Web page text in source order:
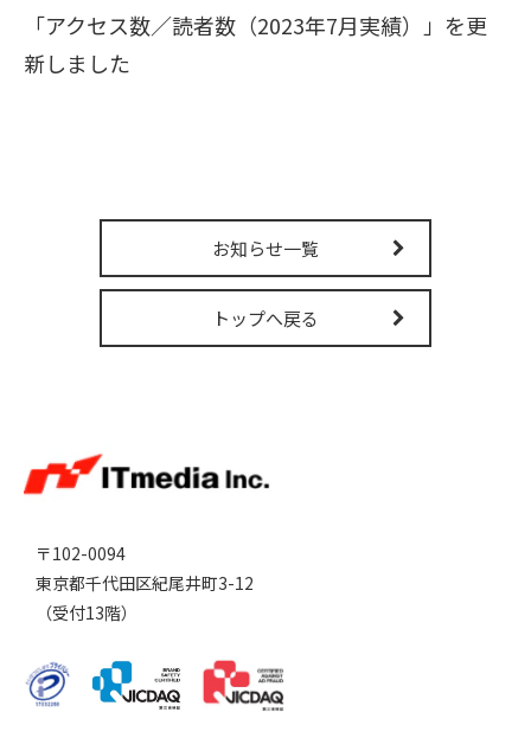
課題/ターゲット別で探す
販売パートナー募集
「アクセス数／読者数（2023年7月実績）」を更
新しました
お知らせ一覧
トップへ戻る
〒102-0094
東京都千代田区紀尾井町3-12
（受付13階）